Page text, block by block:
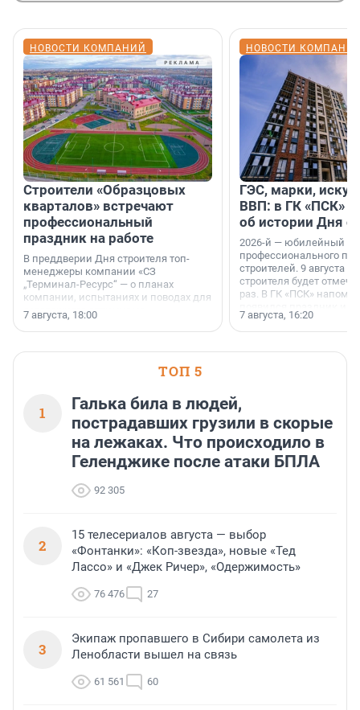
НОВОСТИ КОМПАНИЙ
Строители «Образцовых
кварталов» встречают
профессиональный
праздник на работе
В преддверии Дня строителя топ-
менеджеры компании «СЗ
„Терминал-Ресурс“ — о планах
компании, испытаниях и поводах для
осторожного оптимизма.
7 августа, 18:00
НОВОСТИ
ГЭС, марки,
ВВП: в ГК «ПСК»
об истории Дня
2026-й — юбилейный
профессионального
строителей. 9 августа
строителя будет
раз. В ГК «ПСК»
поменялась роль
7 августа, 16:20
ТОП 5
1
Галька била в людей,
пострадавших грузили в скорые
на лежаках. Что происходило в
Геленджике после атаки БПЛА
92 305
2
15 телесериалов августа — выбор
«Фонтанки»: «Коп-звезда», новые «Тед
Лассо» и «Джек Ричер», «Одержимость»
76 476 27
3
Экипаж пропавшего в Сибири самолета из
Ленобласти вышел на связь
61 561 60